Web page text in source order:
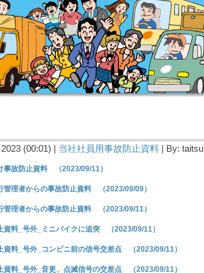
(00:01) | 当社社員用事故防止資料 | By: taitsu
故防止資料 （2023/09/11）
理者からの事故防止資料 （2023/09/09）
理者からの事故防止資料 （2023/09/11）
料_号外_ミニバイクに追突 （2023/09/11）
料_号外_コンビニ前の信号交差点 （2023/09/11）
料_号外_音更、点滅信号の交差点 （2023/09/11）